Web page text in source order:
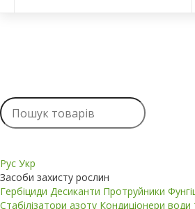
Рус Укр
Засоби захисту рослин
Гербіциди Десиканти Протруйники
Стабілізатори азоту Кондиціонери